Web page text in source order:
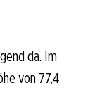
da. Im
von 77,4